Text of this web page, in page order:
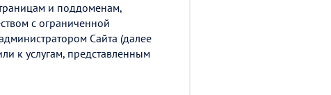
и поддоменам,
с ограниченной
Сайта (далее
к услугам, представленным